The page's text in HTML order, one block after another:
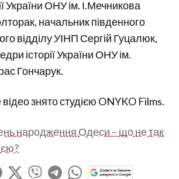
України ОНУ ім. І.Мечникова
начальник південного
відділу УІНП Сергій Гуцалюк,
історії України ОНУ ім.
Гончарук.
знято студією ONYKO Films.
народження Одеси – що не так